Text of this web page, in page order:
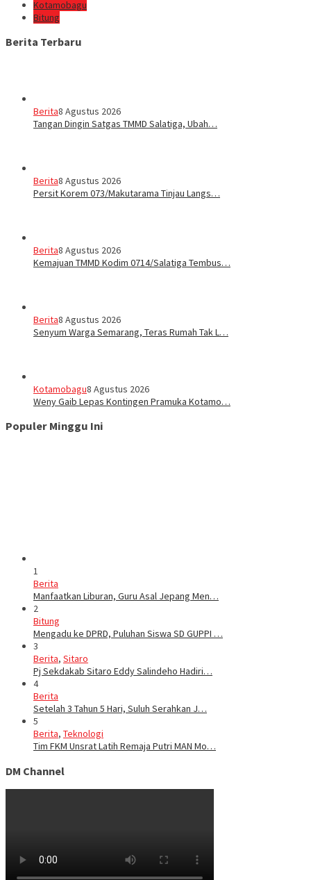
Kotamobagu
Bitung
Berita Terbaru
Berita8 Agustus 2026
Tangan Dingin Satgas TMMD Salatiga, Ubah…
Berita8 Agustus 2026
Persit Korem 073/Makutarama Tinjau Langs…
Berita8 Agustus 2026
Kemajuan TMMD Kodim 0714/Salatiga Tembus…
Berita8 Agustus 2026
Senyum Warga Semarang, Teras Rumah Tak L…
Kotamobagu8 Agustus 2026
Weny Gaib Lepas Kontingen Pramuka Kotamo…
Populer Minggu Ini
1
Berita
Manfaatkan Liburan, Guru Asal Jepang Men…
2
Bitung
Mengadu ke DPRD, Puluhan Siswa SD GUPPI …
3
Berita, Sitaro
Pj Sekdakab Sitaro Eddy Salindeho Hadiri…
4
Berita
Setelah 3 Tahun 5 Hari, Suluh Serahkan J…
5
Berita, Teknologi
Tim FKM Unsrat Latih Remaja Putri MAN Mo…
DM Channel